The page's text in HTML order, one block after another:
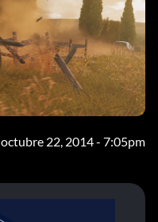
octubre 22, 2014 - 7:05pm